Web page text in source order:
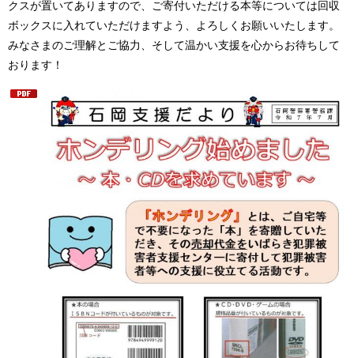
クスが置いてありますので、ご寄付いただける本等については回収
ボックスに入れていただけますよう、よろしくお願いいたします。
みなさまのご理解とご協力、そして温かい支援を心からお待ちして
おります！